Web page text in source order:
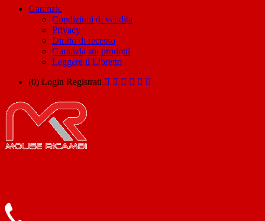
Garanzie
Condizioni di vendita
Privacy
Diritto di recesso
Garanzia sui prodotti
Leggere il Libretto
(0) Login Registrati